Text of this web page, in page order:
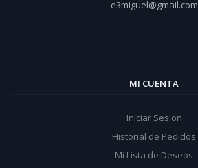
e3miguel@gmail.com
MI CUENTA
Iniciar Sesion
Historial de Pedidos
Mi Lista de Deseos